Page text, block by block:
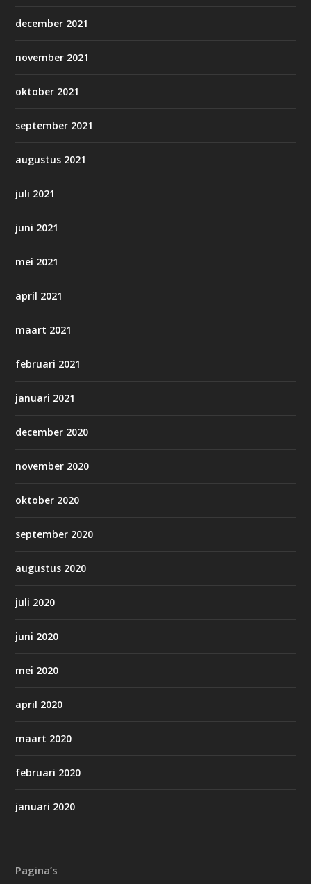
december 2021
november 2021
oktober 2021
september 2021
augustus 2021
juli 2021
juni 2021
mei 2021
april 2021
maart 2021
februari 2021
januari 2021
december 2020
november 2020
oktober 2020
september 2020
augustus 2020
juli 2020
juni 2020
mei 2020
april 2020
maart 2020
februari 2020
januari 2020
Pagina’s